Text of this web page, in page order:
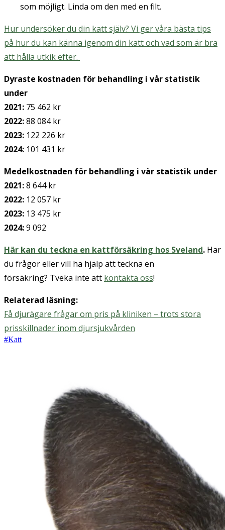
som möjligt. Linda om den med en filt.
Hur undersöker du din katt själv? Vi ger våra bästa tips
på hur du kan känna igenom din katt och vad som är bra
att hålla utkik efter.
Dyraste kostnaden för behandling i vår statistik
under
2021: 75 462 kr
2022:88 084 kr
2023: 122 226 kr
2024: 101 431 kr
Medelkostnaden för behandling i vår statistik under
2021:8 644 kr
2022: 12 057 kr
2023: 13 475 kr
2024:9 092
Här kan du teckna en kattförsäkring hos Sveland. Har
du frågor eller vill ha hjälp att teckna en
försäkring? Tveka inte att kontakta oss!
Relaterad läsning:
Få djurägare frågar om pris på kliniken – trots stora
prisskillnader inom djursjukvården
#Katt